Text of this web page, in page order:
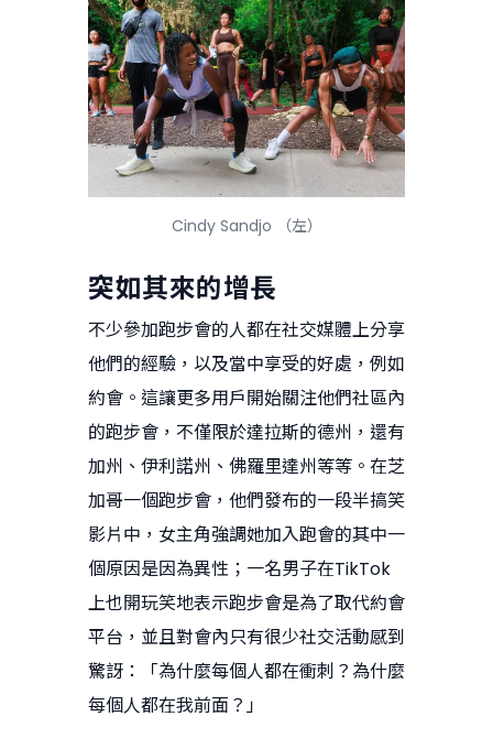
Cindy Sandjo （左）
突如其來的增長
不少參加跑步會的人都在社交媒體上分享
他們的經驗，以及當中享受的好處，例如
約會。這讓更多用戶開始關注他們社區內
的跑步會，不僅限於達拉斯的德州，還有
加州、伊利諾州、佛羅里達州等等。在芝
加哥一個跑步會，他們發布的一段半搞笑
影片中，女主角強調她加入跑會的其中一
個原因是因為異性；一名男子在TikTok
上也開玩笑地表示跑步會是為了取代約會
平台，並且對會內只有很少社交活動感到
驚訝：「為什麼每個人都在衝刺？為什麼
每個人都在我前面？」